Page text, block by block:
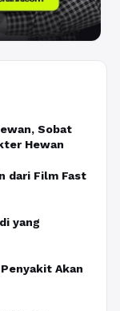
Sobat
Hewan
dari Film Fast
yang
Akan